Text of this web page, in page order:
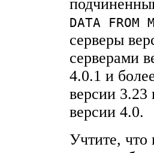
DATA FROM
серверы
серверами
4.0.1 и
версии 3.23
версии 4.0.
Учтите,